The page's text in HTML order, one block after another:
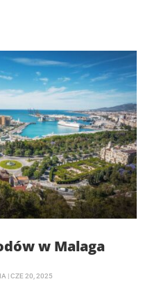
w Malaga
|CZE 20, 2025